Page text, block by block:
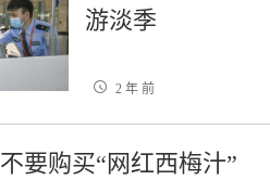
游淡季
2 年 前
要购买“网红西梅汁”